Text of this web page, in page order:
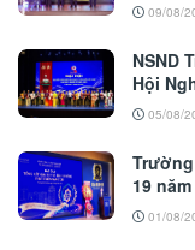
09/08/
NSND
Hội
05/08/
19
01/08/